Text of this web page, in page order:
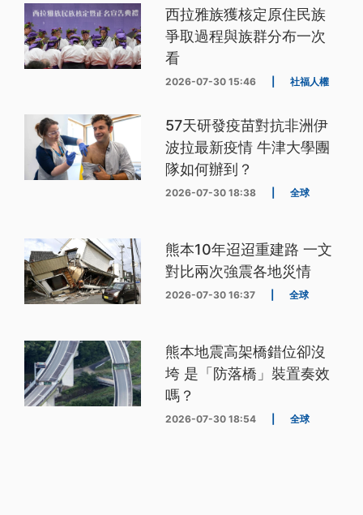
西拉雅族獲核定原住民族
爭取過程與族群分布一次
看
2026-07-30 15:46 社福人權
57天研發疫苗對抗非洲伊
波拉最新疫情 牛津大學團
隊如何辦到？
2026-07-30 18:38 全球
熊本10年迢迢重建路 一文
對比兩次強震各地災情
2026-07-30 16:37 全球
熊本地震高架橋錯位卻沒
垮 是「防落橋」裝置奏效
嗎？
2026-07-30 18:54 全球